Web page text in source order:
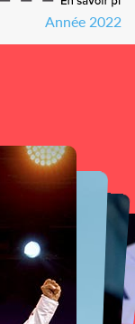
Année 2022